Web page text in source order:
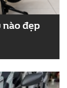
nào đẹp